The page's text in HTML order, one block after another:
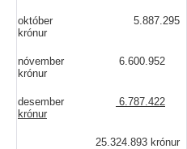
október 5.887.295
krónur
nóvember 6.600.952
krónur
desember
6.787.422
krónur
25.324.893 krónur